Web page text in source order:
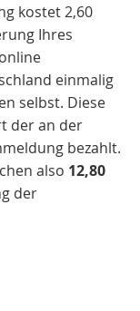
kostet 2,60
Ihres
einmalig
selbst. Diese
der an der
bezahlt.
also 12,80
der